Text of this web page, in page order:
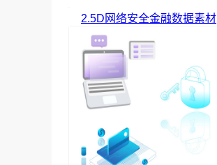
2.5D网络安全金融数据素材